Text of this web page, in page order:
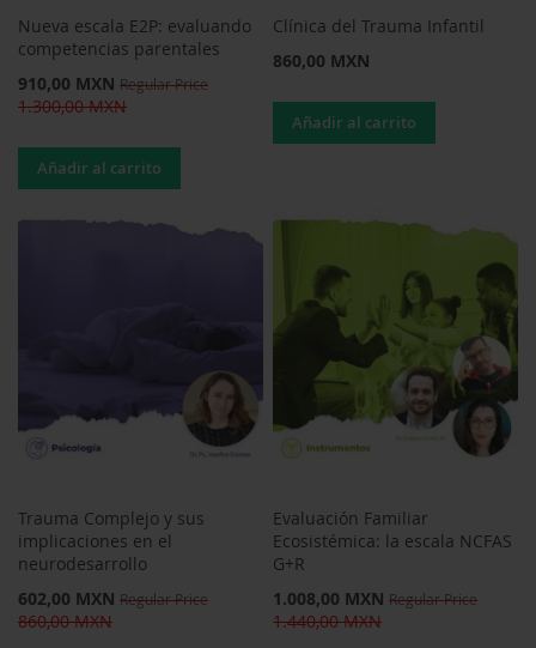
Nueva escala E2P: evaluando
competencias parentales
Special
Price
910,00 MXN Regular Price
1.300,00 MXN
Añadir al carrito
Clínica del Trauma Infantil
860,00 MXN
Añadir al carrito
Trauma Complejo y sus
implicaciones en el
neurodesarrollo
Special
Price
602,00 MXN Regular Price
860,00 MXN
Evaluación Familiar
Ecosistémica: la escala NCFAS
G+R
Special
Price
1.008,00 MXN Regular Price
1.440,00 MXN